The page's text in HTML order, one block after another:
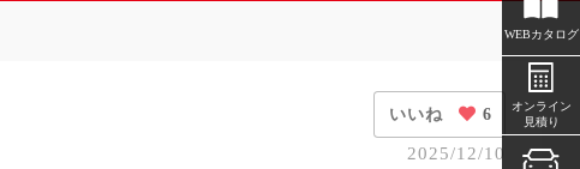
WEBカタログ
オンライン
見積り
いいね 6
2025/12/10